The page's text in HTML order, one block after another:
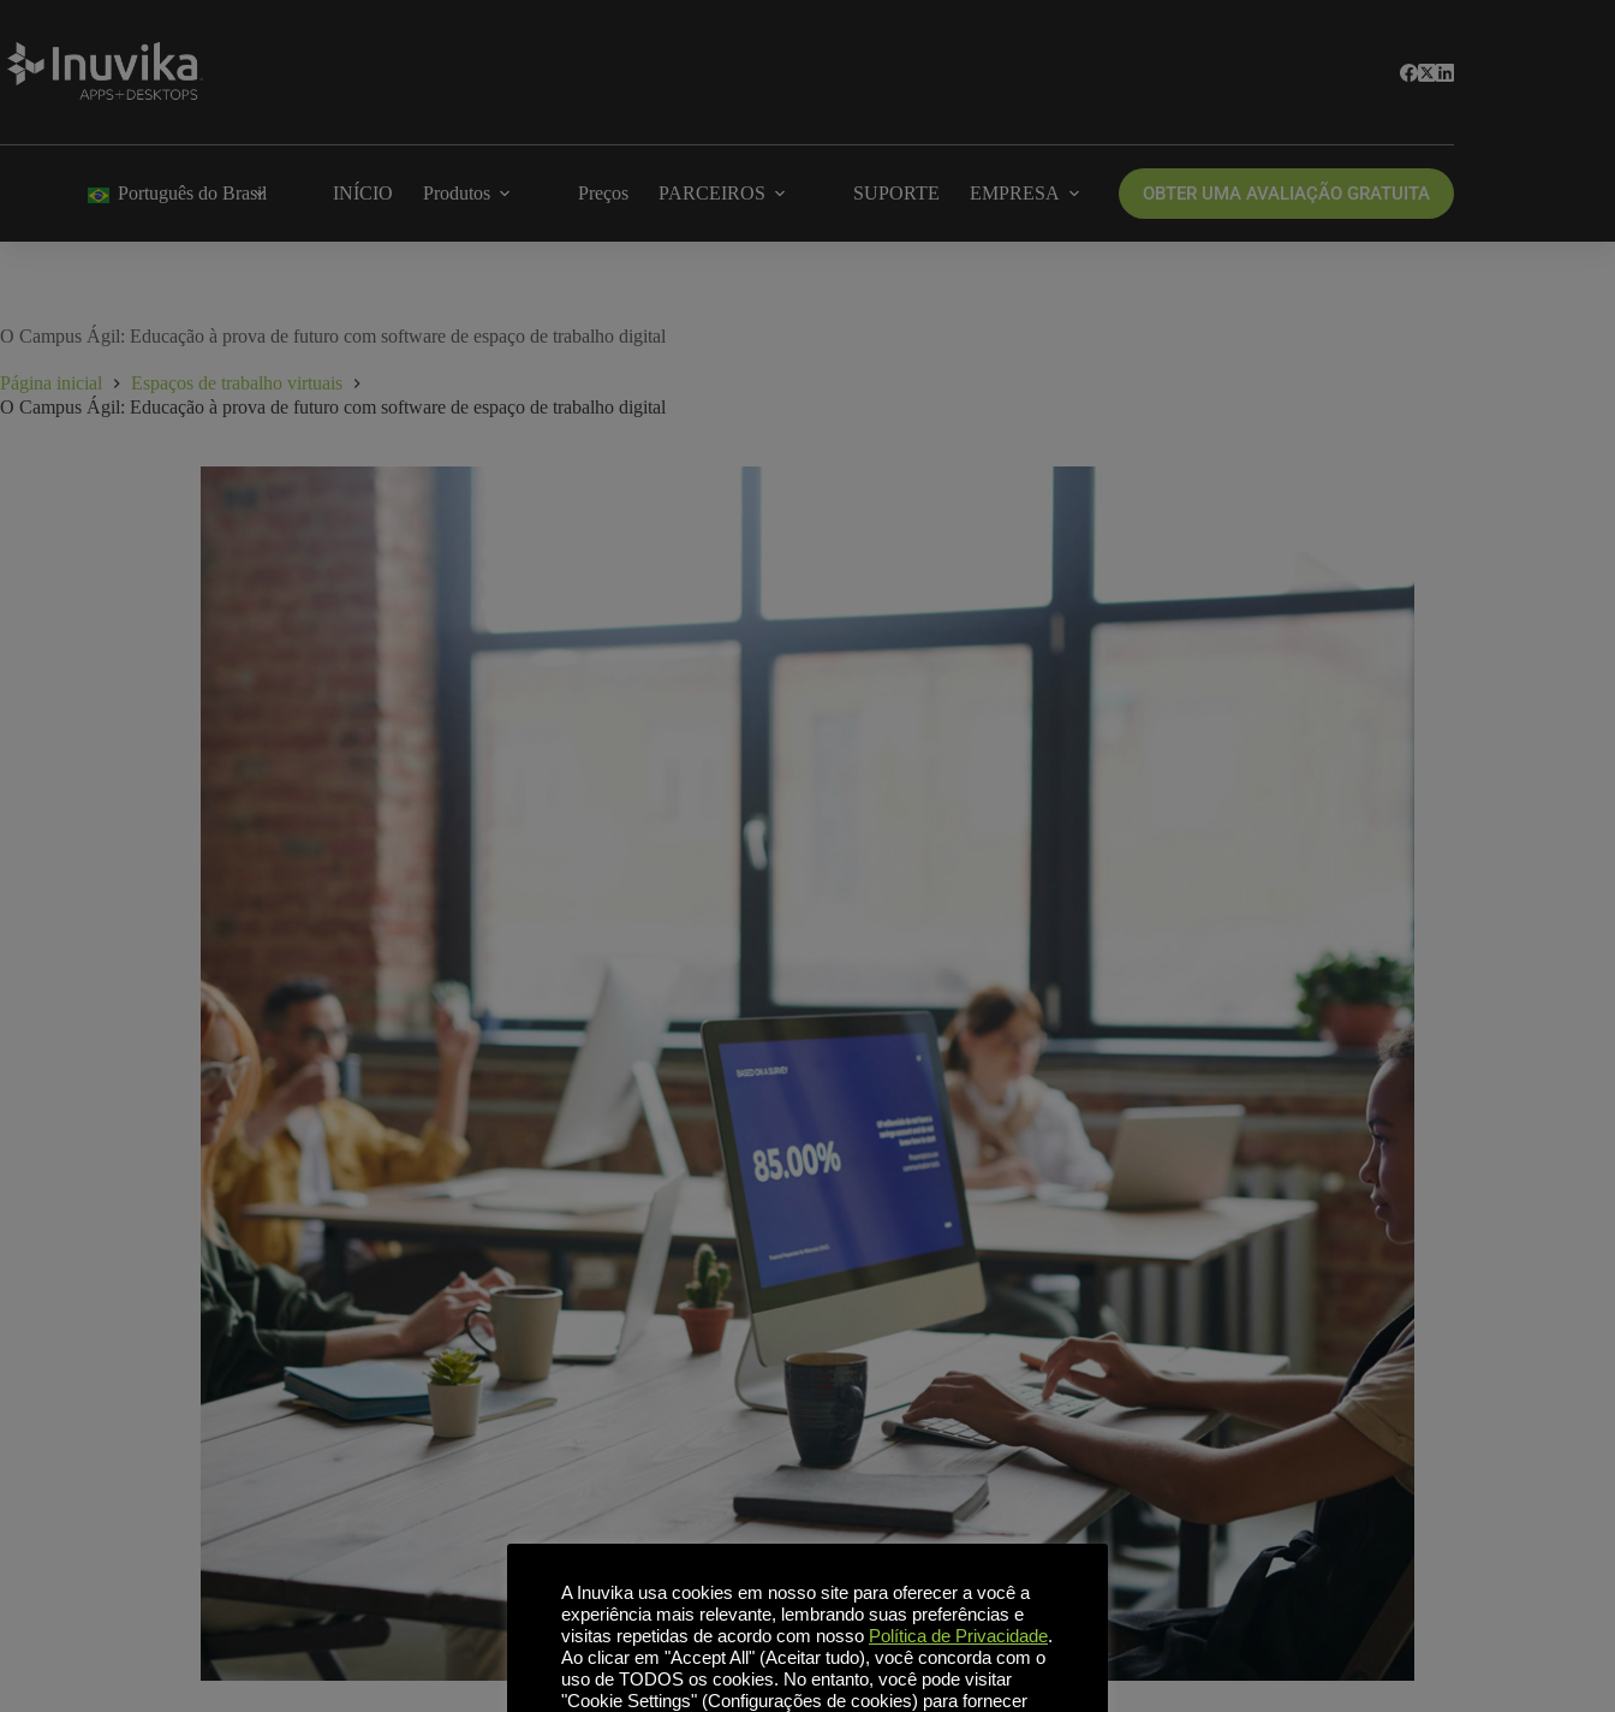
Português do Brasil INÍCIO Produtos Preços PARCEIROS SUPORTE EMPRESA OBTER UMA AVALIAÇÃO GRATUITA
O Campus Ágil: Educação à prova de futuro com software de espaço de trabalho digital
Página inicial
Espaços de trabalho virtuais
O Campus Ágil: Educação à prova de futuro com software de espaço de trabalho digital
A Inuvika usa cookies em nosso site para oferecer a você a
experiência mais relevante, lembrando suas preferências e
visitas repetidas de acordo com nosso Política de Privacidade.
Ao clicar em "Accept All" (Aceitar tudo), você concorda com o
uso de TODOS os cookies. No entanto, você pode visitar
"Cookie Settings" (Configurações de cookies) para fornecer